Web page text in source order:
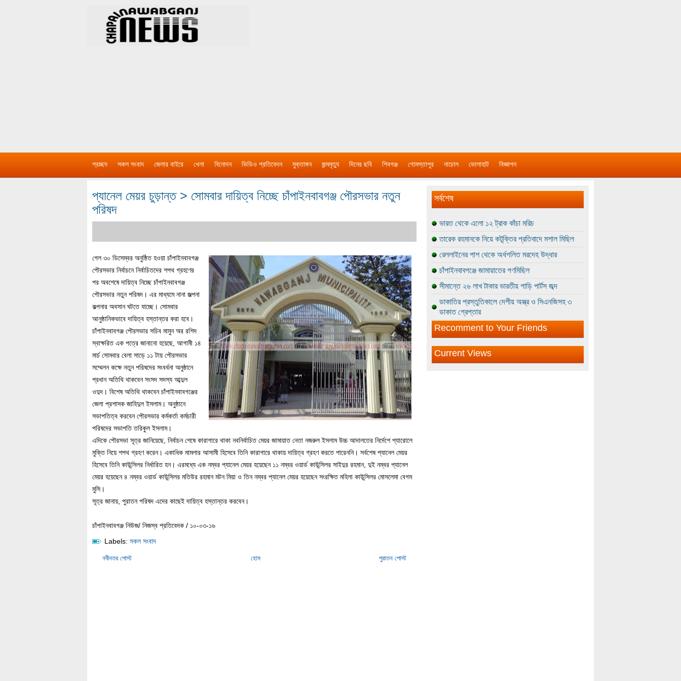
প্রচ্ছদ সকল সংবাদ জেলার বাইরে খেলা বিনোদন ভিডিও প্রতিবেদন মুক্তাঙ্গন জন্মমৃত্যু দিনের ছবি শিবগঞ্জ গোমস্তাপুর নাচোল ভোলাহাট বিজ্ঞাপন
প্যানেল মেয়র চুড়ান্ত > সোমবার দায়িত্ব নিচ্ছে চাঁপাইনবাবগঞ্জ পৌরসভার নতুন
পরিষদ
গেল ৩০ ডিসেম্বর অনুষ্ঠিত হওয়া চাঁপাইনবাবগঞ্জ
পৌরসভার নির্বাচনে নির্বাচিতদের শপথ গ্রহণের
পর অবশেষে দায়িত্ব নিচ্ছে চাঁপাইনবাবগঞ্জ
পৌরসভার নতুন পরিষদ। এর মাধ্যমে নানা জল্পনা
কল্পনার অবসান ঘটতে যাচ্ছে। সোমবার
আনুষ্ঠানিকভাবে দায়িত্ব হস্তান্তর করা হবে।
চাঁপাইনবাবগঞ্জ পৌরসভার সচিব মামুন অর রশিদ
স্বাক্ষরিত এক পত্রে জানানো হয়েছে, আগামী ১৪
মার্চ সোমবার বেলা সাড়ে ১১ টায় পৌরসভার
সম্মেলন কক্ষে নতুন পরিষদের সংবর্ধনা অনুষ্ঠানে
প্রধান অতিথি থাকবেন সংসদ সদস্য আব্দুল
ওদুদ। বিশেষ অতিথি থাকবেন চাঁপাইনবাবগঞ্জের
জেলা প্রশাসক জাহিদুল ইসলাম। অনুষ্ঠানে
সভাপতিত্ব করবেন পৌরসভার কর্মকর্তা কর্মচারী
পরিষদের সভাপতি তরিকুল ইসলাম।
এদিকে পৌরসভা সূত্র জানিয়েছে, নির্বাচন শেষে কারাগারে থাকা নবনির্বাচিত মেয়র জামায়াত নেতা নজরুল ইসলাম উচ্চ আদালতের নির্দেশে প্যারোলে
মুক্তি নিয়ে শপথ গ্রহণ করেন। একাধিক মামলার আসামী হিসেবে তিনি কারাগারে থাকায় দায়িত্ব গ্রহণ করতে পারেননি। সর্বশেষ প্যানেল মেয়র
হিসেবে তিনি কাউন্সিলর নির্ধারিত হন। এরমধ্যে এক নম্বর প্যানেল মেয়র হয়েছেন ১১ নম্বর ওয়ার্ড কাউন্সিলর সাইদুর রহমান, দুই নম্বর প্যানেল
মেয়র হয়েছেন ৪ নম্বর ওয়ার্ড কাউন্সিলর মতিউর রহমান মটন মিয়া ও তিন নম্বর প্যানেল মেয়র হয়েছেন সংরক্ষিত মহিলা কাউন্সিলর মোসলেমা বেগম
মুসি।
সূত্র জানায়, পুরাতন পরিষদ এদের কাছেই দায়িত্ব হস্তান্তর করবেন।
চাঁপাইনবাবগঞ্জ নিউজ/ নিজস্ব প্রতিবেদক / ১০-০৩-১৬
Labels: সকল সংবাদ
নবীনতর পোস্ট পুরাতন পোস্ট
হোম
সর্বশেষ
ভারত থেকে এলো ১২ ট্রাক কাঁচা মরিচ
তারেক রহমানকে নিয়ে কটূক্তির প্রতিবাদে মশাল মিছিল
রেললাইনের পাশ থেকে অর্ধগলিত মরদেহ উদ্ধার
চাঁপাইনবাবগঞ্জে জামায়াতের গণমিছিল
সীমান্তে ২৬ লাখ টাকার ভারতীয় গাড়ি পার্টস জব্দ
ডাকাতির প্রস্তুতিকালে দেশীয় অস্ত্র ও সিএনজিসহ ৩
ডাকাত গ্রেপ্তার
Recomment to Your Friends
Current Views